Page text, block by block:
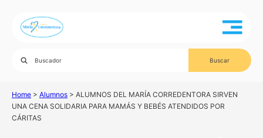
Home > Alumnos > ALUMNOS DEL MARÍA CORREDENTORA SIRVEN
UNA CENA SOLIDARIA PARA MAMÁS Y BEBÉS ATENDIDOS POR
CÁRITAS